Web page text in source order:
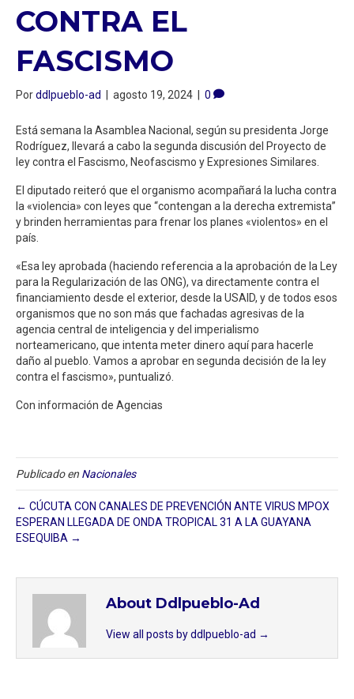
CONTRA EL
FASCISMO
Porddlpueblo-ad | agosto 19, 2024 | 0
Está semana la Asamblea Nacional, según su presidenta Jorge
Rodríguez, llevará a cabo la segunda discusión del Proyecto de
ley contra el Fascismo, Neofascismo y Expresiones Similares.
El diputado reiteró que el organismo acompañará la lucha contra
la «violencia» con leyes que “contengan a la derecha extremista”
y brinden herramientas para frenar los planes «violentos» en el
país.
«Esa ley aprobada (haciendo referencia a la aprobación de la Ley
para la Regularización de las ONG), va directamente contra el
financiamiento desde el exterior, desde la USAID, y de todos esos
organismos que no son más que fachadas agresivas de la
agencia central de inteligencia y del imperialismo
norteamericano, que intenta meter dinero aquí para hacerle
daño al pueblo. Vamos a aprobar en segunda decisión de la ley
contra el fascismo», puntualizó.
Con información de Agencias
Publicado en Nacionales
← CÚCUTA CON CANALES DE PREVENCIÓN ANTE VIRUS MPOX
ESPERAN LLEGADA DE ONDA TROPICAL 31 A LA GUAYANA
ESEQUIBA →
About Ddlpueblo-Ad
View all posts by ddlpueblo-ad →